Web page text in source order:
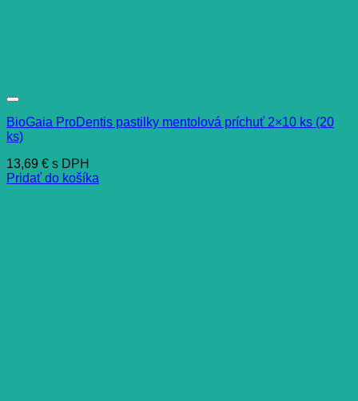
BioGaia ProDentis pastilky mentolová príchuť 2×10 ks (20
ks)
13,69 € s DPH
Pridať do košíka